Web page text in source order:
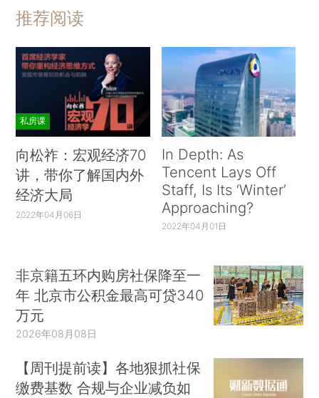
推荐阅读
私房课
向松祚：宏观经济70
讲，带你了解国内外
经济大局
2022年04月06日
In Depth: As
Tencent Lays Off
Staff, Is Its ‘Winter’
Approaching?
2022年04月01日
非京籍五环内购房社保降至一
年 北京市公积金最高可贷340
万元
2026年08月08日
【周刊提前读】各地狠抓社保
缴费基数 合规与企业减负如